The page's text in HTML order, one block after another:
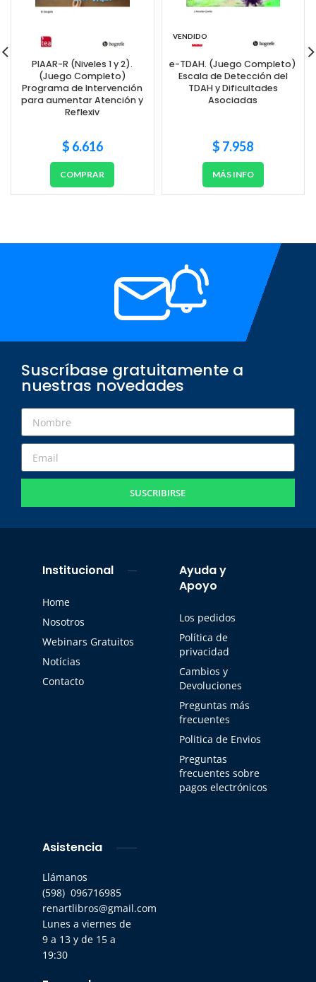
PIAAR-R (Niveles 1 y 2).
(Juego Completo)
Programa de Intervención
para aumentar Atención y
Reflexiv
$ 6.616
COMPRAR
VENDIDO
e-TDAH. (Juego Completo)
Escala de Detección del
TDAH y Dificultades
Asociadas
$ 7.958
MÁS INFO
Suscríbase gratuitamente a
nuestras novedades
SUSCRIBIRSE
Institucional
Home
Nosotros
Webinars Gratuitos
Notícias
Contacto
Ayuda y
Apoyo
Los pedidos
Política de
privacidad
Cambios y
Devoluciones
Preguntas más
frecuentes
Politica de Envios
Preguntas
frecuentes sobre
pagos electrónicos
Asistencia
Llámanos
(598) 096716985
renartlibros@gmail.com
Lunes a viernes de
9 a 13 y de 15 a
19:30